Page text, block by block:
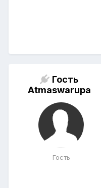
Гость
Atmaswarupa
Гость